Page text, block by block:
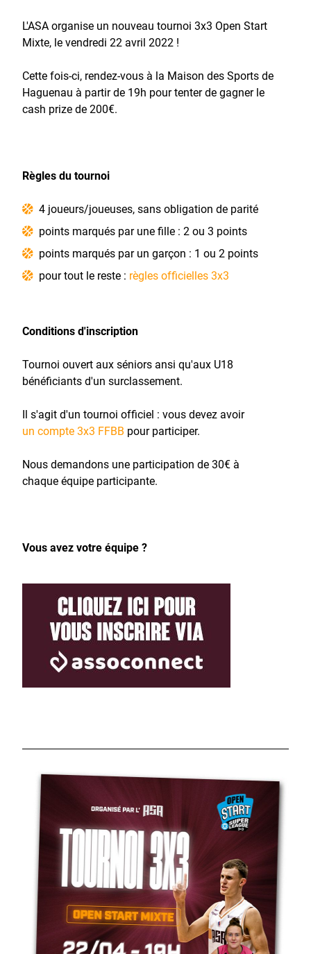
L'ASA organise un nouveau tournoi 3x3 Open Start
Mixte, le vendredi 22 avril 2022 !
Cette fois-ci, rendez-vous à la Maison des Sports de
Haguenau à partir de 19h pour tenter de gagner le
cash prize de 200€.
Règles du tournoi
4 joueurs/joueuses, sans obligation de parité
points marqués par une fille : 2 ou 3 points
points marqués par un garçon : 1 ou 2 points
pour tout le reste : règles officielles 3x3
Conditions d'inscription
Tournoi ouvert aux séniors ansi qu'aux U18
bénéficiants d'un surclassement.
Il s'agit d'un tournoi officiel : vous devez avoir
un compte 3x3 FFBB pour participer.
Nous demandons une participation de 30€ à
chaque équipe participante.
Vous avez votre équipe ?